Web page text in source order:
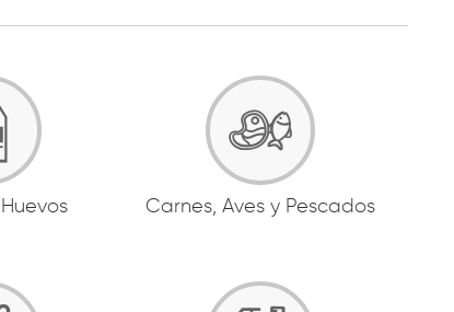
Carnes, Aves y Pescados